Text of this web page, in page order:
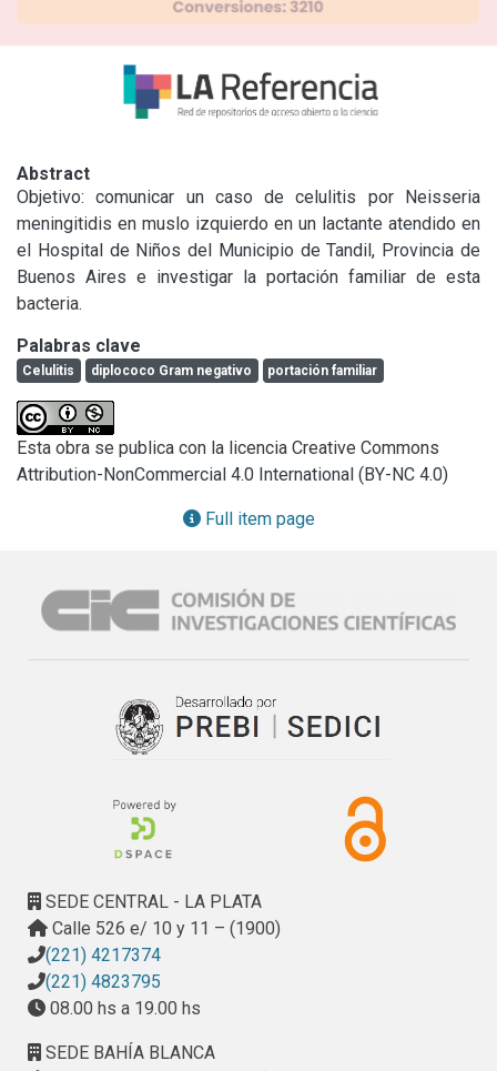
Abstract
Objetivo: comunicar un caso de celulitis por Neisseria
meningitidis en muslo izquierdo en un lactante atendido en
el Hospital de Niños del Municipio de Tandil, Provincia de
Buenos Aires e investigar la portación familiar de esta
bacteria.
Palabras clave
Celulitis diplococo Gram negativo portación familiar
Esta obra se publica con la licencia Creative Commons
Attribution-NonCommercial 4.0 International (BY-NC 4.0)
Full item page
SEDE CENTRAL - LA PLATA
Calle 526 e/ 10 y 11 – (1900)
(221) 4217374
(221) 4823795
08.00 hs a 19.00 hs
SEDE BAHÍA BLANCA